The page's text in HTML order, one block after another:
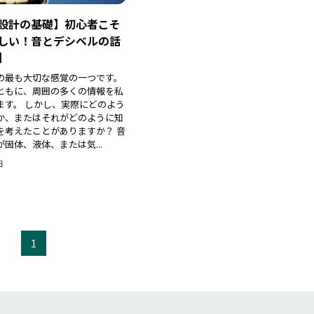
計の基礎】初心者こそ
い！音とデシベルの話
も大切な感覚の一つです。
もに、周囲の多くの情報を私
す。 しかし、実際にどのよう
、またはそれがどのように知
考えたことがありますか？ 音
固体、液体、または気...
1